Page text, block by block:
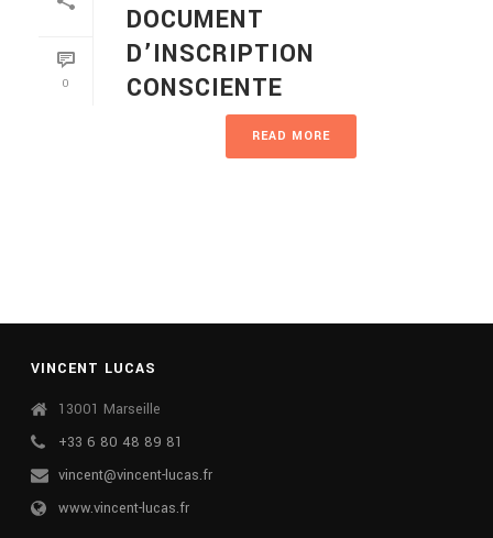
0
DOCUMENT
D’INSCRIPTION
CONSCIENTE
READ MORE
VINCENT LUCAS
13001 Marseille
+33 6 80 48 89 81
vincent@vincent-lucas.fr
www.vincent-lucas.fr